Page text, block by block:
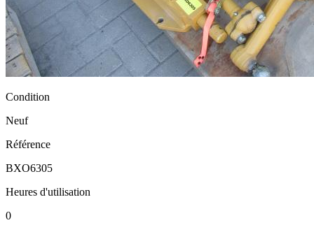
Condition
Neuf
Référence
BXO6305
Heures d'utilisation
0